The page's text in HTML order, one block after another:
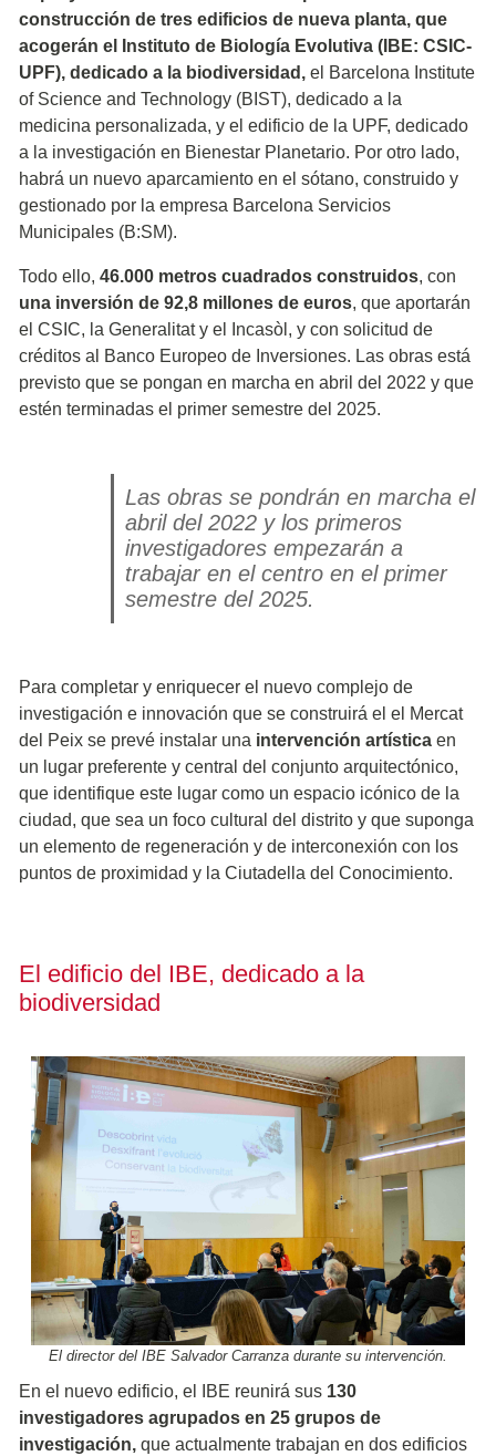
construcción de tres edificios de nueva planta, que
acogerán el Instituto de Biología Evolutiva (IBE: CSIC-
UPF), dedicado a la biodiversidad, el Barcelona Institute
of Science and Technology (BIST), dedicado a la
medicina personalizada, y el edificio de la UPF, dedicado
a la investigación en Bienestar Planetario. Por otro lado,
habrá un nuevo aparcamiento en el sótano, construido y
gestionado por la empresa Barcelona Servicios
Municipales (B:SM).
Todo ello, 46.000 metros cuadrados construidos, con
una inversión de 92,8 millones de euros, que aportarán
el CSIC, la Generalitat y el Incasòl, y con solicitud de
créditos al Banco Europeo de Inversiones. Las obras está
previsto que se pongan en marcha en abril del 2022 y que
estén terminadas el primer semestre del 2025.
Las obras se pondrán en marcha el
abril del 2022 y los primeros
investigadores empezarán a
trabajar en el centro en el primer
semestre del 2025.
Para completar y enriquecer el nuevo complejo de
investigación e innovación que se construirá el el Mercat
del Peix se prevé instalar una intervención artística en
un lugar preferente y central del conjunto arquitectónico,
que identifique este lugar como un espacio icónico de la
ciudad, que sea un foco cultural del distrito y que suponga
un elemento de regeneración y de interconexión con los
puntos de proximidad y la Ciutadella del Conocimiento.
El edificio del IBE, dedicado a la
biodiversidad
El director del IBE Salvador Carranza durante su intervención.
En el nuevo edificio, el IBE reunirá sus 130
investigadores agrupados en 25 grupos de
investigación, que actualmente trabajan en dos edificios